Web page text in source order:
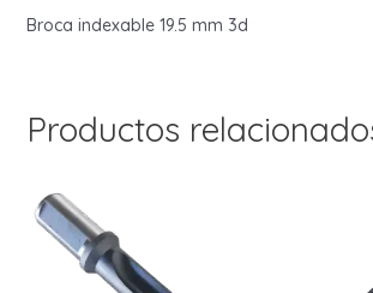
Broca indexable 19.5 mm 3d
Productos